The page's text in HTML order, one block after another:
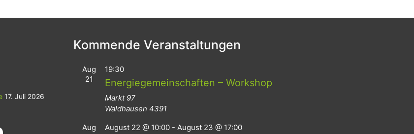
17. Juli 2026
Kommende Veranstaltungen
Aug
21
19:30
Energiegemeinschaften – Workshop
Markt 97
Waldhausen 4391
Aug
August 22 @ 10:00 - August 23 @ 17:00